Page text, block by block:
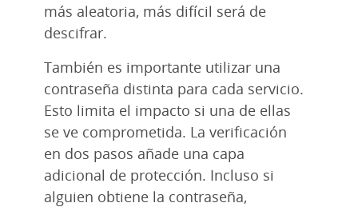
más aleatoria, más difícil será de
descifrar.
También es importante utilizar una
contraseña distinta para cada servicio.
Esto limita el impacto si una de ellas
se ve comprometida. La verificación
en dos pasos añade una capa
adicional de protección. Incluso si
alguien obtiene la contraseña,